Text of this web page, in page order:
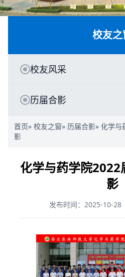
校友之
校友风采
历届合影
首页» 校友之窗» 历届合影» 化学与
影
化学与药学院
影
发布时间：2025-10-28